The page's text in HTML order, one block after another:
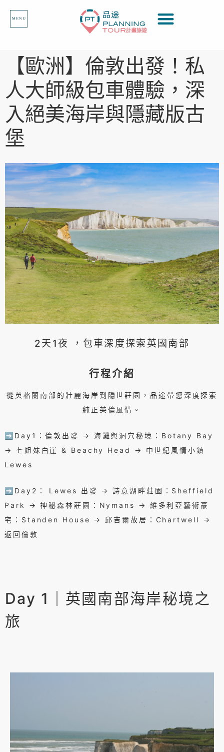
【歐洲】倫敦出發！私
人大師級包車體驗，深
入絕美海岸與隱藏版古
堡
2天1夜 ，包車深度探索英國南部
行程介紹
從英格蘭南部的壯麗海岸到隱世莊園，品途帶您深度探索
純正英倫風情。
➡️Day1：倫敦出發 → 海灘與洞穴秘境：Botany Bay
→ 七姐妹白崖 & Beachy Head → 中世紀風情小鎮
Lewes
➡️Day2： Lewes 出發 → 詩意湖畔莊園：Sheffield
Park → 神秘森林莊園：Nymans → 維多利亞藝術豪
宅：Standen House → 邱吉爾故居：Chartwell →
返回倫敦
Day 1｜英國南部海岸秘境之
旅